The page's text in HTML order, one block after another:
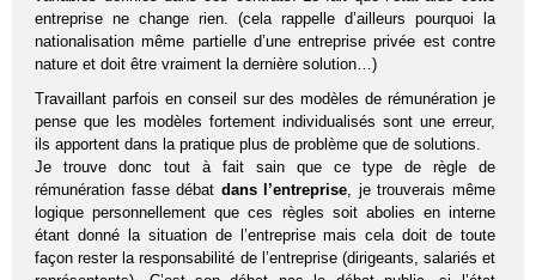
entreprise ne change rien. (cela rappelle d’ailleurs pourquoi la
nationalisation même partielle d’une entreprise privée est contre
nature et doit être vraiment la dernière solution…)
Travaillant parfois en conseil sur des modèles de rémunération je
pense que les modèles fortement individualisés sont une erreur,
ils apportent dans la pratique plus de problème que de solutions.
Je trouve donc tout à fait sain que ce type de règle de
rémunération fasse débat dans l’entreprise , je trouverais même
logique personnellement que ces règles soit abolies en interne
étant donné la situation de l’entreprise mais cela doit de toute
façon rester la responsabilité de l’entreprise (dirigeants, salariés et